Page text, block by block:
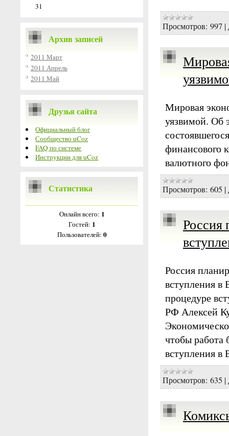
31
Архив записей
2011 Март
2011 Апрель
2011 Май
Друзья сайта
Официальный блог
Сообщество uCoz
FAQ по системе
Инструкции для uCoz
Статистика
Онлайн всего: 1
Гостей: 1
Пользователей: 0
Просмотров: 997 |
Мировая
уязвимой. Об
финансового
валютного
Просмотров: 605 |
Россия
Россия
вступления в
процедуре
РФ Алексей
чтобы работа
вступления
Просмотров: 635 |